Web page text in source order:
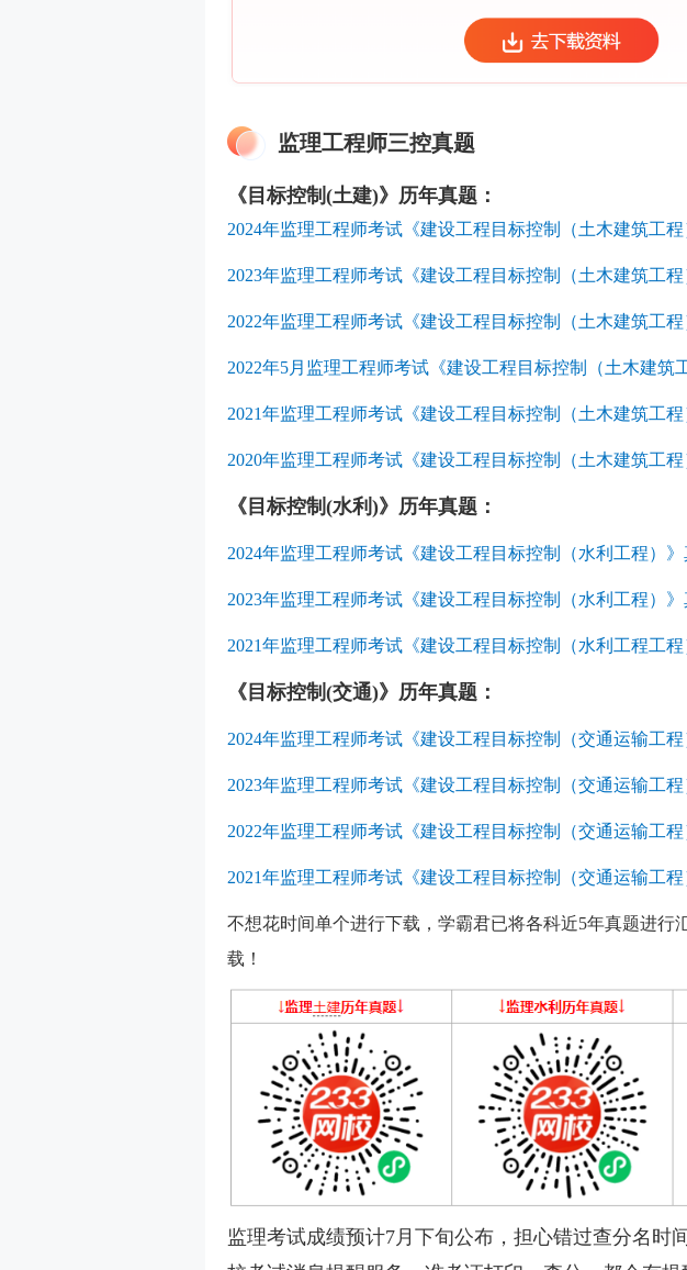
监理工程师三控真题
《目标控制(土建)》历年真题：
2024年监理工程师考试《建设工程目标控制（土木建筑工
2023年监理工程师考试《建设工程目标控制（土木建筑工
2022年监理工程师考试《建设工程目标控制（土木建筑工程
2022年5月监理工程师考试《建设工程目标控制（土木建筑
2021年监理工程师考试《建设工程目标控制（土木建筑工
2020年监理工程师考试《建设工程目标控制（土木建筑工
《目标控制(水利)》历年真题：
2024年监理工程师考试《建设工程目标控制（水利工程）
2023年监理工程师考试《建设工程目标控制（水利工程）
2021年监理工程师考试《建设工程目标控制（水利工程工
《目标控制(交通)》历年真题：
2024年监理工程师考试《建设工程目标控制（交通运输工
2023年监理工程师考试《建设工程目标控制（交通运输工
2022年监理工程师考试《建设工程目标控制（交通运输工
2021年监理工程师考试《建设工程目标控制（交通运输工
不想花时间单个进行下载，学霸君已将各科近5年真题进行
载！
监理考试成绩预计7月下旬公布， 担心错过查分名时